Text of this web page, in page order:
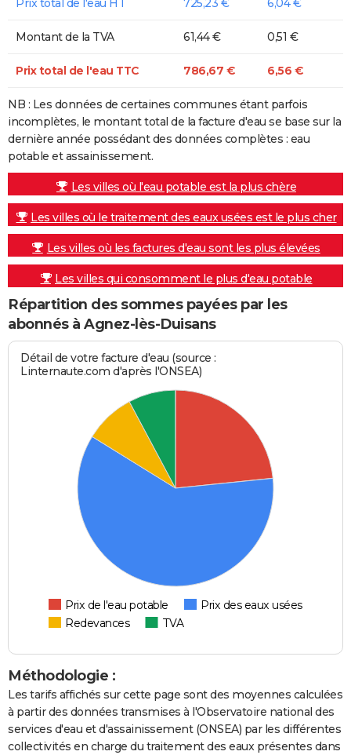
Montant de la TVA 61,44 € 0,51 €
Prix total de l'eau TTC 786,67 € 6,56 €
NB : Les données de certaines communes étant parfois
incomplètes, le montant total de la facture d'eau se base sur la
dernière année possédant des données complètes : eau
potable et assainissement.
Les villes où l'eau potable est la plus chère
Les villes où le traitement des eaux usées est le plus cher
Les villes où les factures d'eau sont les plus élevées
Les villes qui consomment le plus d'eau potable
Répartition des sommes payées par les
abonnés à Agnez-lès-Duisans
Détail de votre facture d'eau (source :
Linternaute.com d'après l'ONSEA)
Prix de l'eau potable
Prix des eaux usées
Redevances
TVA
Méthodologie :
Les tarifs affichés sur cette page sont des moyennes calculées
à partir des données transmises à l'Observatoire national des
services d'eau et d'assainissement (ONSEA) par les différentes
collectivités en charge du traitement des eaux présentes dans